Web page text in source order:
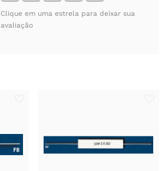
Clique em uma estrela para deixar sua
avaliação